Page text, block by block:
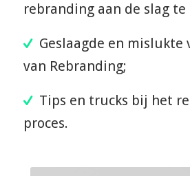
rebranding aan de slag te
Geslaagde en mislukte
van Rebranding;
Tips en trucks bij het
proces.